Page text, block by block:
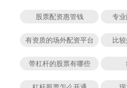
股票配资惠管钱 专
有资质的场外配资平台 比
带杠杆的股票有哪些